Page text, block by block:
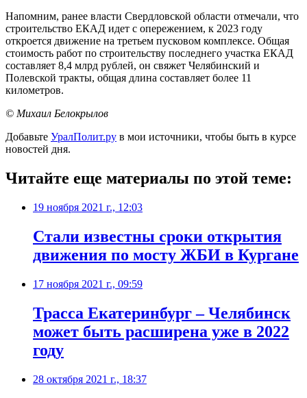
Напомним, ранее власти Свердловской области отмечали, что
строительство ЕКАД идет с опережением, к 2023 году
откроется движение на третьем пусковом комплексе. Общая
стоимость работ по строительству последнего участка ЕКАД
составляет 8,4 млрд рублей, он свяжет Челябинский и
Полевской тракты, общая длина составляет более 11
километров.
© Михаил Белокрылов
Добавьте УралПолит.ру в мои источники, чтобы быть в курсе
новостей дня.
Читайте еще материалы по этой теме:
19 ноября 2021 г., 12:03
Стали известны сроки открытия
движения по мосту ЖБИ в Кургане
17 ноября 2021 г., 09:59
​Трасса Екатеринбург – Челябинск
может быть расширена уже в 2022
году
28 октября 2021 г., 18:37